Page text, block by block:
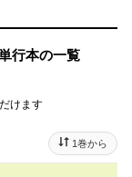
行本の一覧
けます
1巻から